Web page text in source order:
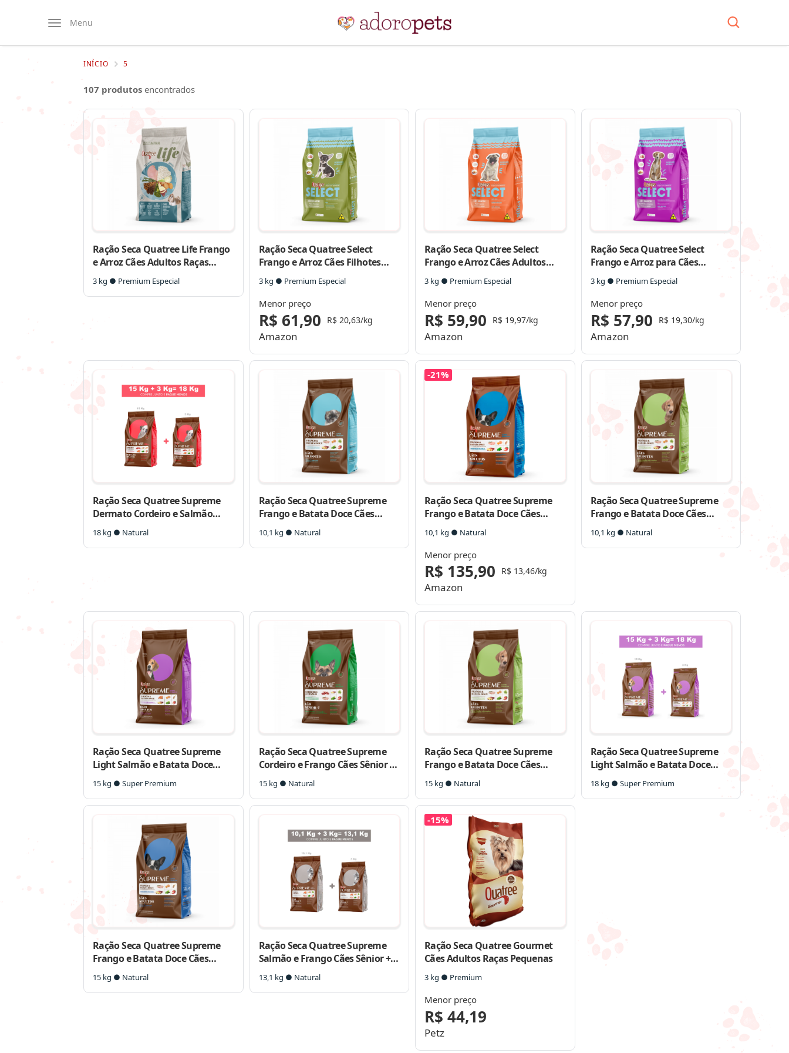
Menu
INÍCIO 5
107 produtos encontrados
Ração Seca Quatree Life Frango
e Arroz Cães Adultos Raças
Pequenas
3 kg ● Premium Especial
Ração Seca Quatree Select
Frango e Arroz Cães Filhotes
Raças Pequenas
3 kg ● Premium Especial
Menor preço
R$ 61,90 R$ 20,63/kg
Amazon
Ração Seca Quatree Select
Frango e Arroz Cães Adultos
Raças Pequenas
3 kg ● Premium Especial
Menor preço
R$ 59,90 R$ 19,97/kg
Amazon
Ração Seca Quatree Select
Frango e Arroz para Cães
Filhotes Raças Médias e Grandes
3 kg ● Premium Especial
Menor preço
R$ 57,90 R$ 19,30/kg
Amazon
Ração Seca Quatree Supreme
Dermato Cordeiro e Salmão
Cães Adultos
18 kg ● Natural
Ração Seca Quatree Supreme
Frango e Batata Doce Cães
Filhotes Raças Pequenas
10,1 kg ● Natural
Ração Seca Quatree Supreme
Frango e Batata Doce Cães
Adultos Raças Pequenas
10,1 kg ● Natural
Menor preço
R$ 135,90 R$ 13,46/kg
-21%
Amazon
Ração Seca Quatree Supreme
Frango e Batata Doce Cães
Filhotes Raças Médias e Grandes
10,1 kg ● Natural
Ração Seca Quatree Supreme
Light Salmão e Batata Doce
Cães Adultos Todas as Raças
15 kg ● Super Premium
Ração Seca Quatree Supreme
Cordeiro e Frango Cães Sênior +7
Raças Médias e Grandes
15 kg ● Natural
Ração Seca Quatree Supreme
Frango e Batata Doce Cães
Filhotes Raças Médias e Grandes
15 kg ● Natural
Ração Seca Quatree Supreme
Light Salmão e Batata Doce
Cães Adultos Todas as Raças
18 kg ● Super Premium
Ração Seca Quatree Supreme
Frango e Batata Doce Cães
Adultos Raças Pequenas
15 kg ● Natural
Ração Seca Quatree Supreme
Salmão e Frango Cães Sênior +7
Raças Pequenas
13,1 kg ● Natural
Ração Seca Quatree Gourmet
Cães Adultos Raças Pequenas
3 kg ● Premium
Menor preço
R$ 44,19
-15%
Petz